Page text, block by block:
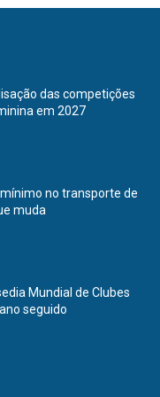
das competições
em 2027
no transporte de
muda
Mundial de Clubes
seguido